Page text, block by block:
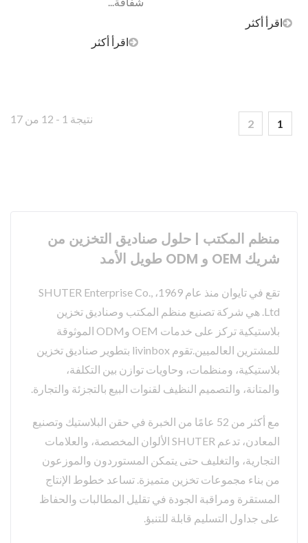
اقرأ أكثر
اقرأ أكثر
نتيجة 1 - 12 من 17 1
2
منظم المكتب | حلول صناديق التخزين من
شريك OEM و ODM طويل الأمد
تقع في تايوان منذ عام 1969، SHUTER Enterprise Co.,
Ltd. هي شركة تصنيع منظم المكتب وصناديق تخزين
بلاستيكية تركز على خدمات OEM وODM الموثوقة
للمشترين العالميين.تقوم livinbox بتطوير صناديق تخزين
بلاستيكية، ومنظمات، وحاويات توازن بين التكلفة،
والمتانة، والتصميم النظيف لقنوات البيع بالتجزئة والتجارة.
مع أكثر من 52 عامًا من الخبرة في حقن البلاستيك وتصنيع
المعادن، تدعم SHUTER الألوان المخصصة، والعلامات
التجارية، والتغليف حتى يتمكن المستوردون والموزعون
من بناء مجموعات تخزين متميزة. تساعد خطوط الإنتاج
المستقرة ومراقبة الجودة في تقليل المطالبات والحفاظ
على جداول التسليم قابلة للتنبؤ.